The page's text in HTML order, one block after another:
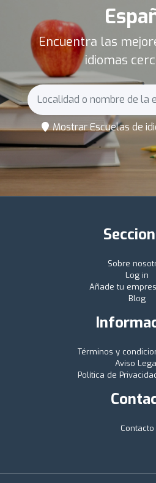
Encuentra las
idiomas
Mostrar Escuelas de
Sobre
Log in
Añade tu
Blog
Términos y
Aviso
Política de
Contacto